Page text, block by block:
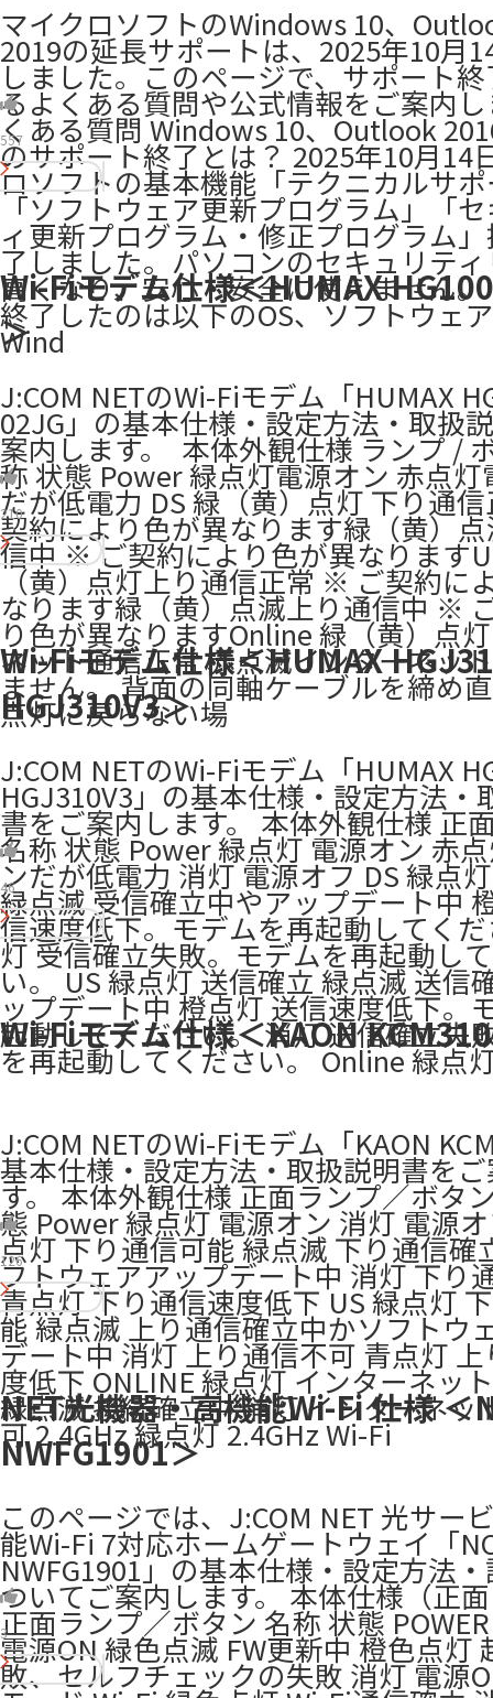
マイクロソフトのWindows 10、
2019の延長サポートは、2025年10月
しました。このページで、サポート
るよくある質問や公式情報をご案内し
くある質問 Windows 10、Outlook
のサポート終了とは？ 2025年10月14
ロソフトの基本機能「テクニカルサ
「ソフトウェア更新プログラム」「
ィ更新プログラム・修正プログラム
了しました。パソコンのセキュリテ
高くなり、安心・安全に使えません
終了したのは以下のOS、ソフトウェ
Wind
557
Wi-Fiモデム仕様＜HUMAX
＞
J:COM NETのWi-Fiモデム「HUMAX
02JG」の基本仕様・設定方法・取扱
案内します。 ​ 本体外観仕様 ランプ /
称 状態 Power 緑点灯電源オン 赤点灯
だが低電力 DS 緑（黄）点灯 下り通
契約により色が異なります緑（黄）
信中 ※ ご契約により色が異なります
（黄）点灯上り通信正常 ※ ご契約に
なります緑（黄）点滅上り通信中 ※
り色が異なりますOnline 緑（黄）点
ネット通信正常 赤点滅インターネッ
ません。 背面の同軸ケーブルを締め
点灯に戻らない場
210
Wi-Fiモデム仕様＜HUMAX
HGJ310V3＞
J:COM NETのWi-Fiモデム「HUMAX
HGJ310V3」の基本仕様・設定方法・
書をご案内します。 本体外観仕様 正
名称 状態 Power 緑点灯 電源オン 赤
ンだが低電力 消灯 電源オフ DS 緑点
緑点滅 受信確立中やアップデート中
信速度低下。モデムを再起動してく
灯 受信確立失敗。モデムを再起動し
い。 US 緑点灯 送信確立 緑点滅 送信
ップデート中 橙点灯 送信速度低下。
起動してください。 消灯 送信確立失
を再起動してください。 Online 緑点
46
Wi-Fiモデム仕様＜KAON
J:COM NETのWi-Fiモデム「KAON
基本仕様・設定方法・取扱説明書を
す。 本体外観仕様 正面ランプ／ボタ
態 Power 緑点灯 電源オン 消灯 電源
点灯 下り通信可能 緑点滅 下り通信確
フトウェアアップデート中 消灯 下り
青点灯 下り通信速度低下 US 緑点灯
能 緑点滅 上り通信確立中かソフトウ
デート中 消灯 上り通信不可 青点灯
度低下 ONLINE 緑点灯 インターネッ
緑点滅 接続確立中 消灯 インターネッ
可 2.4GHz 緑点灯 2.4GHz Wi-Fi
126
NET光機器・高機能Wi-Fi 仕様 ＜
NWFG1901＞
このページでは、J:COM NET 光サー
能Wi-Fi 7対応ホームゲートウェイ「
NWFG1901」の基本仕様・設定方法
ついてご案内します。 本体仕様（正
正面ランプ／ボタン 名称 状態
電源ON 緑色点滅 FW更新中 橙色点灯
敗、セルフチェックの失敗 消灯 電源
3